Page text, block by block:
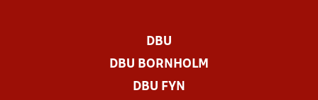
DBU
DBU BORNHOLM
DBU FYN